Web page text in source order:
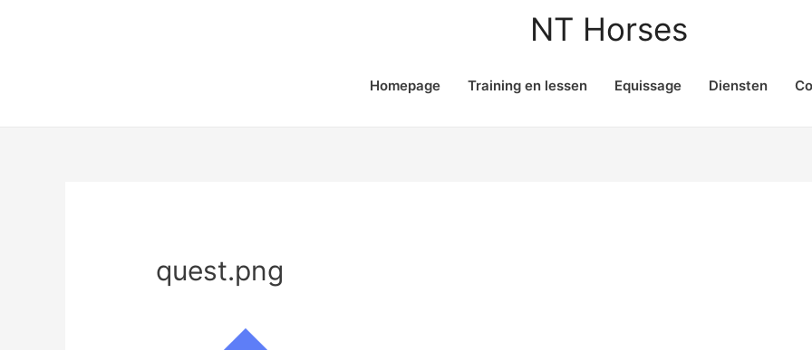
NT Horses
Homepage Training en lessen Equissage Diensten
quest.png